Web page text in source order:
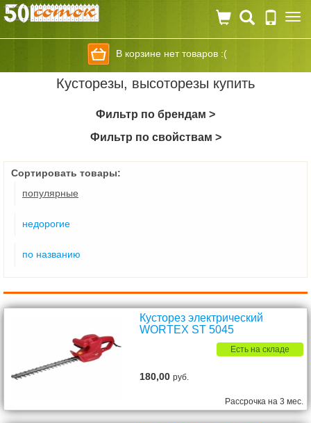
В корзине нет товаров :(
Кусторезы, высоторезы купить
Фильтр по брендам >
Фильтр по свойствам >
Сортировать товары:
популярные
недорогие
по названию
Кусторез электрический
WORTEX ST 5045
Есть на складе
180,00руб.
Рассрочка на 3 мес.